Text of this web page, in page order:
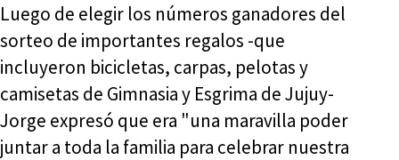
Luego de elegir los números ganadores del
sorteo de importantes regalos -que
incluyeron bicicletas, carpas, pelotas y
camisetas de Gimnasia y Esgrima de Jujuy-
Jorge expresó que era "una maravilla poder
juntar a toda la familia para celebrar nuestra